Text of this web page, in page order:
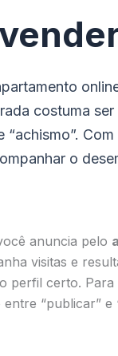
costuma
“achismo”.
o
anuncia pelo
visitas e
perfil certo. Para
“publicar”